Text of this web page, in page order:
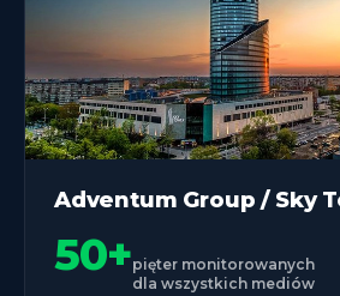
Adventum Group / Sky
50+pięter monitorowanych
dla wszystkich mediów